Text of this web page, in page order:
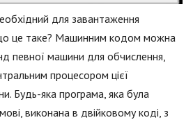
для завантаження
це таке? Машинним кодом можна
певної машини для обчислення,
процесором цієї
Будь-яка програма, яка була
виконана в двійковому коді, з